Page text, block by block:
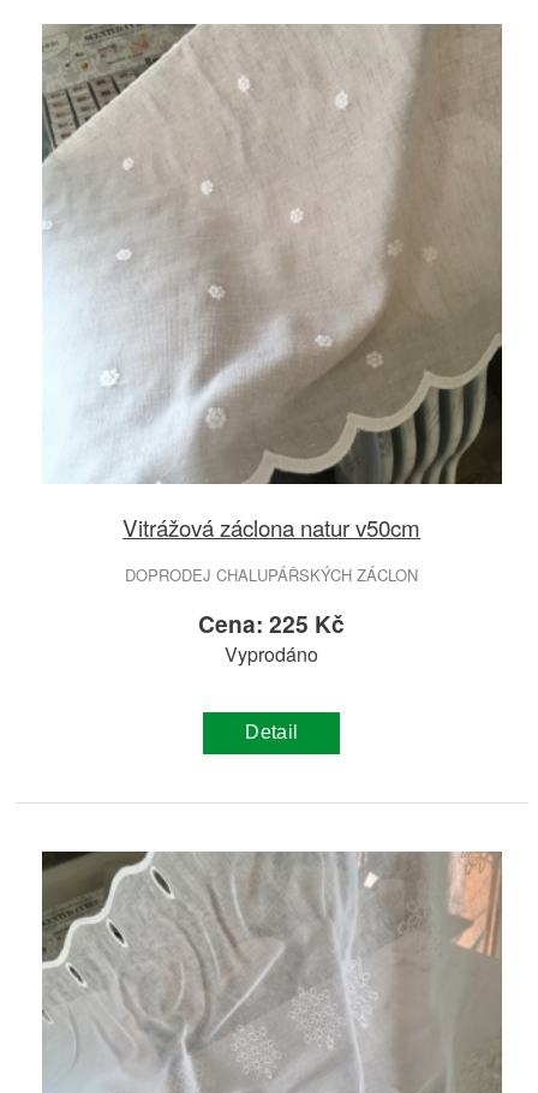
Vitrážová záclona natur v50cm
DOPRODEJ CHALUPÁŘSKÝCH ZÁCLON
Cena: 225 Kč
Vyprodáno
Detail